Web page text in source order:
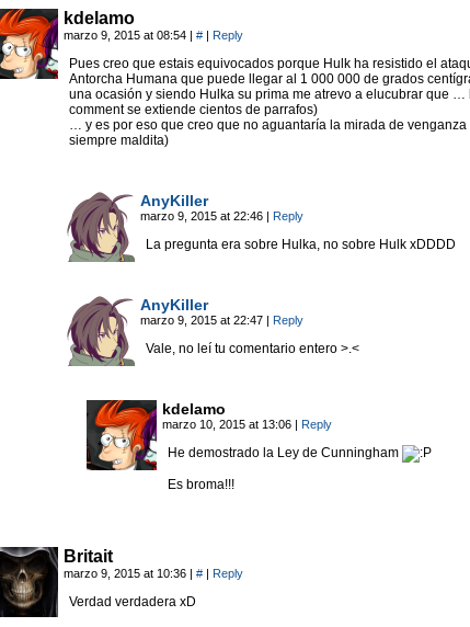
kdelamo
marzo 9, 2015 at 08:54 | # | Reply
Pues creo que estais equivocados porque Hulk ha resistido el
Antorcha Humana que puede llegar al 1 000 000 de grados
una ocasión y siendo Hulka su prima me atrevo a elucubrar que
comment se extiende cientos de parrafos)
… y es por eso que creo que no aguantaría la mirada de venganza
siempre maldita)
AnyKiller
marzo 9, 2015 at 22:46 | Reply
La pregunta era sobre Hulka, no sobre Hulk xDDDD
AnyKiller
marzo 9, 2015 at 22:47 | Reply
Vale, no leí tu comentario entero >.<
kdelamo
marzo 10, 2015 at 13:06 | Reply
He demostrado la Ley de Cunningham
Es broma!!!
Britait
marzo 9, 2015 at 10:36 | # | Reply
Verdad verdadera xD